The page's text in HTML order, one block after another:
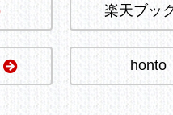
楽天ブッ
honto